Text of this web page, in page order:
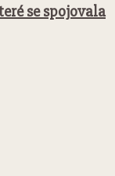
se spojovala